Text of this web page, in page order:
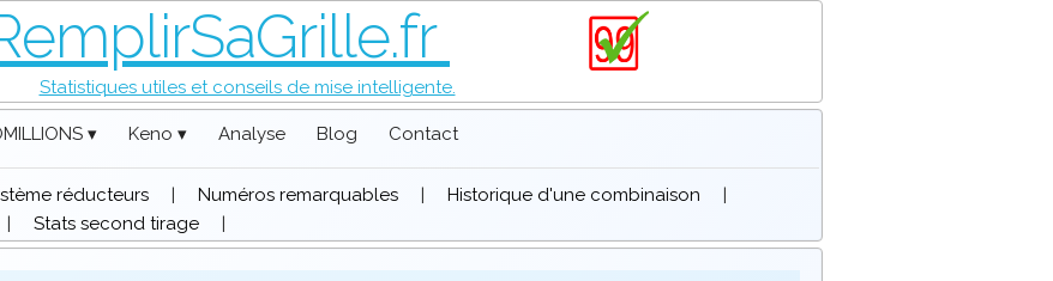
Statistiques utiles et conseils de mise intelligente.
▾ Keno ▾ Analyse Blog Contact
réducteurs | Numéros remarquables | Historique d'une combinaison
|
| Stats second tirage |